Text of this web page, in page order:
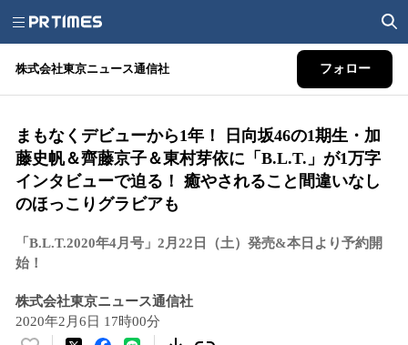
株式会社東京ニュース通信社 フォロー
まもなくデビューから1年！ 日向坂46の1期生・加
藤史帆＆齊藤京子＆東村芽依に「B.L.T.」が1万字
インタビューで迫る！ 癒やされること間違いなし
のほっこりグラビアも
「B.L.T.2020年4月号」2月22日（土）発売&本日より予約開
始！
株式会社東京ニュース通信社
2020年2月6日 17時00分